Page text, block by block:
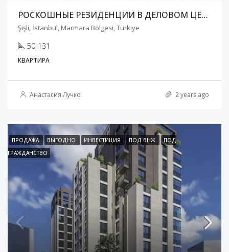
РОСКОШНЫЕ РЕЗИДЕНЦИИ В ДЕЛОВОМ ЦЕНТРЕ СТАМБУЛА В РАЙОНЕ ШИШЛИ
Şişli, İstanbul, Marmara Bölgesi, Türkiye
50-131
КВАРТИРА
Анастасия Лучко 2 years ago
ПРОДАЖА ВЫГОДНО ИНВЕСТИЦИЯ ПОД ВНЖ
ПОД
ГРАЖДАНСТВО